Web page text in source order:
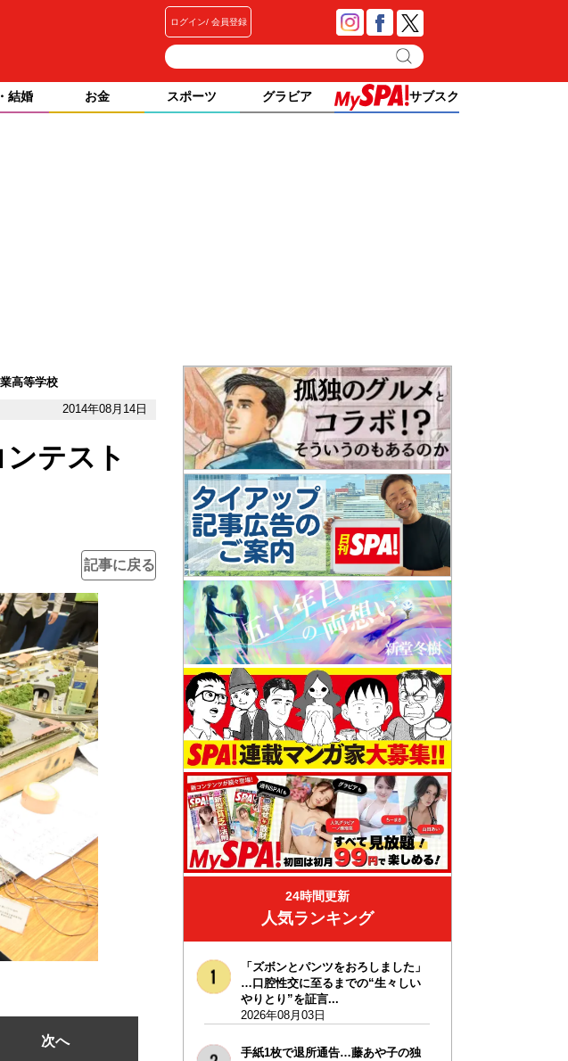
ログイン 会員登録
結婚 お金 スポーツ グラビア サブスク
高等学校
2014年08月14日
テスト
記事に戻る
次へ
24時間更新
人気ランキング
「ズボンとパンツをおろしました」
…口腔性交に至るまでの“生々しい
やりとり”を証言...
2026年08月03日
手紙1枚で退所通告…藤あや子の独